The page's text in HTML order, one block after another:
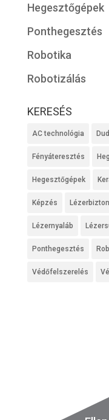
Hegesztőgépek
Ponthegesztés
Robotika
Robotizálás
KERESÉS
AC technológia
Fényáteresztés
Hegesztőgépek
Képzés
Lézernyaláb
Ponthegesztés
Védőfelszerelés